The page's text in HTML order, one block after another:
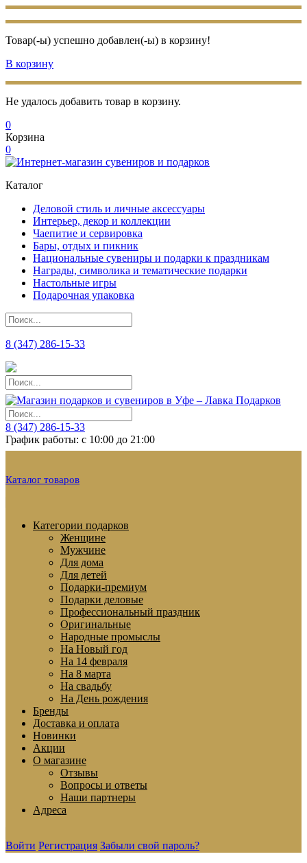
Товар(-ы) успешно добавлен(-ы) в корзину!
В корзину
Не удалось добавить товар в корзину.
0
Корзина
0
Каталог
Деловой стиль и личные аксессуары
Интерьер, декор и коллекции
Чаепитие и сервировка
Бары, отдых и пикник
Национальные сувениры и подарки к праздникам
Награды, символика и тематические подарки
Настольные игры
Подарочная упаковка
8 (347) 286-15-33
8 (347) 286-15-33
График работы: с 10:00 до 21:00
Каталог товаров
Категории подарков
Женщине
Мужчине
Для дома
Для детей
Подарки-премиум
Подарки деловые
Профессиональный праздник
Оригинальные
Народные промыслы
На Новый год
На 14 февраля
На 8 марта
На свадьбу
На День рождения
Бренды
Доставка и оплата
Новинки
Акции
О магазине
Отзывы
Вопросы и ответы
Наши партнеры
Адреса
Войти Регистрация Забыли свой пароль?